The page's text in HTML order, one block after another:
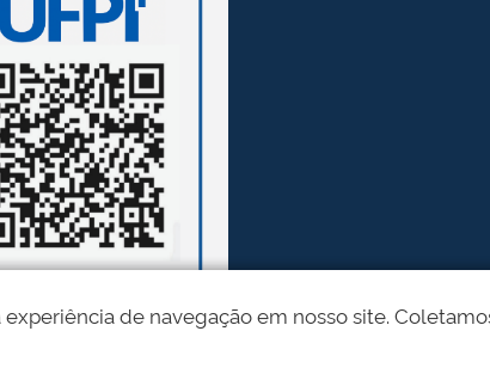
de navegação em nosso site.